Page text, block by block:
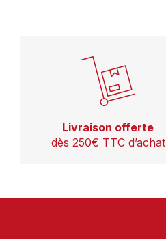
Livraison offerte
dès 250€ TTC d’achat